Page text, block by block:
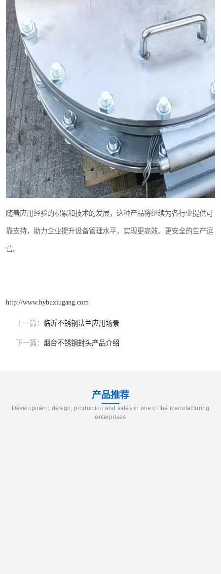
随着应用经验的积累和技术的发展，这种产品将继续为各行业提供可
靠支持，助力企业提升设备管理水平，实现更高效、更安全的生产运
营。
http://www.hybuxiugang.com
上一篇： 临沂不锈钢法兰应用场景
下一篇： 烟台不锈钢封头产品介绍
产品推荐
Development, design, production and sales in one of the manufacturing
enterprises